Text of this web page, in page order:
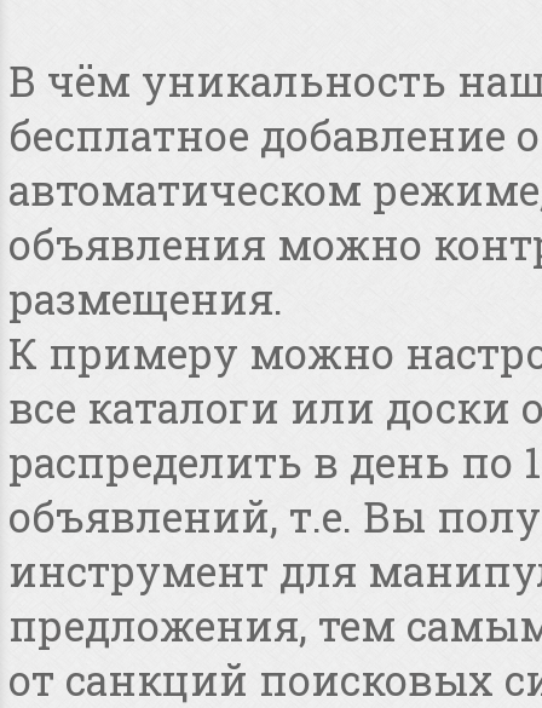
В чём уникальность
бесплатное добавление
автоматическом
объявления можно
размещения.
К примеру можно
все каталоги или
распределить в день по
объявлений, т.е. Вы
инструмент для
предложения, тем
от санкций поисковых